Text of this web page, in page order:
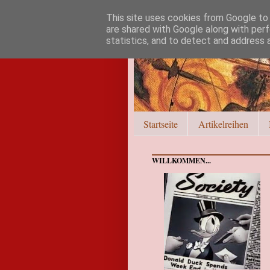
Startseite Artikelreihen
WILLKOMMEN...
This site uses cookies from Google
are shared with Google along with
statistics, and to detect and address